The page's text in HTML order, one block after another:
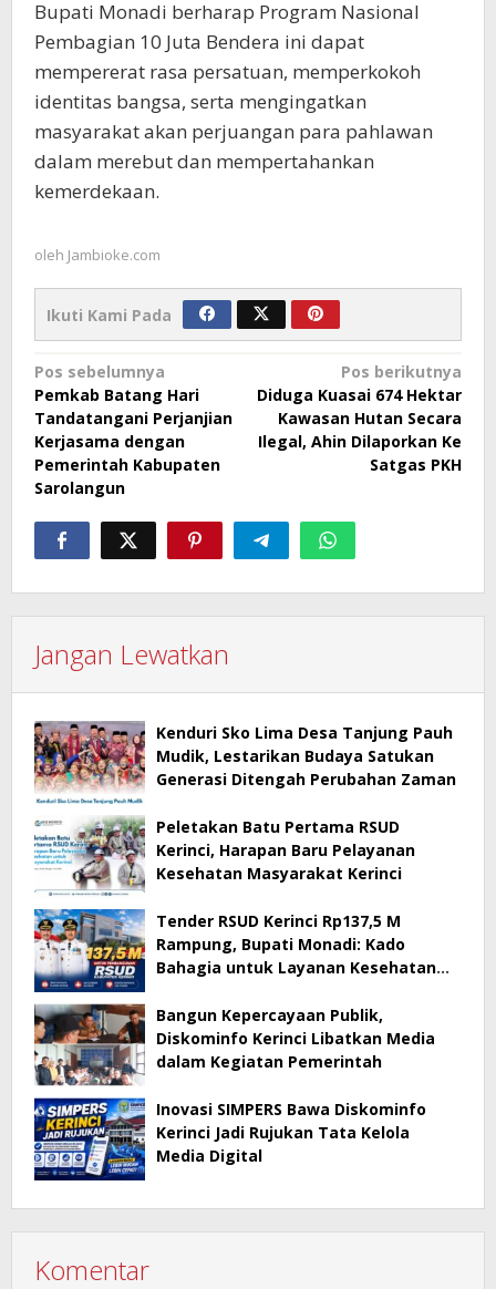
Bupati Monadi berharap Program Nasional
Pembagian 10 Juta Bendera ini dapat
mempererat rasa persatuan, memperkokoh
identitas bangsa, serta mengingatkan
masyarakat akan perjuangan para pahlawan
dalam merebut dan mempertahankan
kemerdekaan.
oleh Jambioke.com
Ikuti Kami Pada
Navigasi
pos
Pos sebelumnya
Pemkab Batang Hari
Tandatangani Perjanjian
Kerjasama dengan
Pemerintah Kabupaten
Sarolangun
Pos berikutnya
Diduga Kuasai 674 Hektar
Kawasan Hutan Secara
Ilegal, Ahin Dilaporkan Ke
Satgas PKH
Jangan Lewatkan
Kenduri Sko Lima Desa Tanjung Pauh
Mudik, Lestarikan Budaya Satukan
Generasi Ditengah Perubahan Zaman
Peletakan Batu Pertama RSUD
Kerinci, Harapan Baru Pelayanan
Kesehatan Masyarakat Kerinci
Tender RSUD Kerinci Rp137,5 M
Rampung, Bupati Monadi: Kado
Bahagia untuk Layanan Kesehatan
Bangun Kepercayaan Publik,
Diskominfo Kerinci Libatkan Media
dalam Kegiatan Pemerintah
Inovasi SIMPERS Bawa Diskominfo
Kerinci Jadi Rujukan Tata Kelola
Media Digital
Komentar